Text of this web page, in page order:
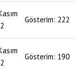
Gösterim: 222
Gösterim: 190